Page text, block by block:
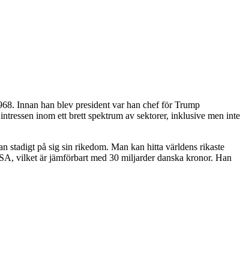
Innan han blev president var han chef för Trump
inom ett brett spektrum av sektorer, inklusive men inte
stadigt på sig sin rikedom. Man kan hitta världens rikaste
vilket är jämförbart med 30 miljarder danska kronor. Han